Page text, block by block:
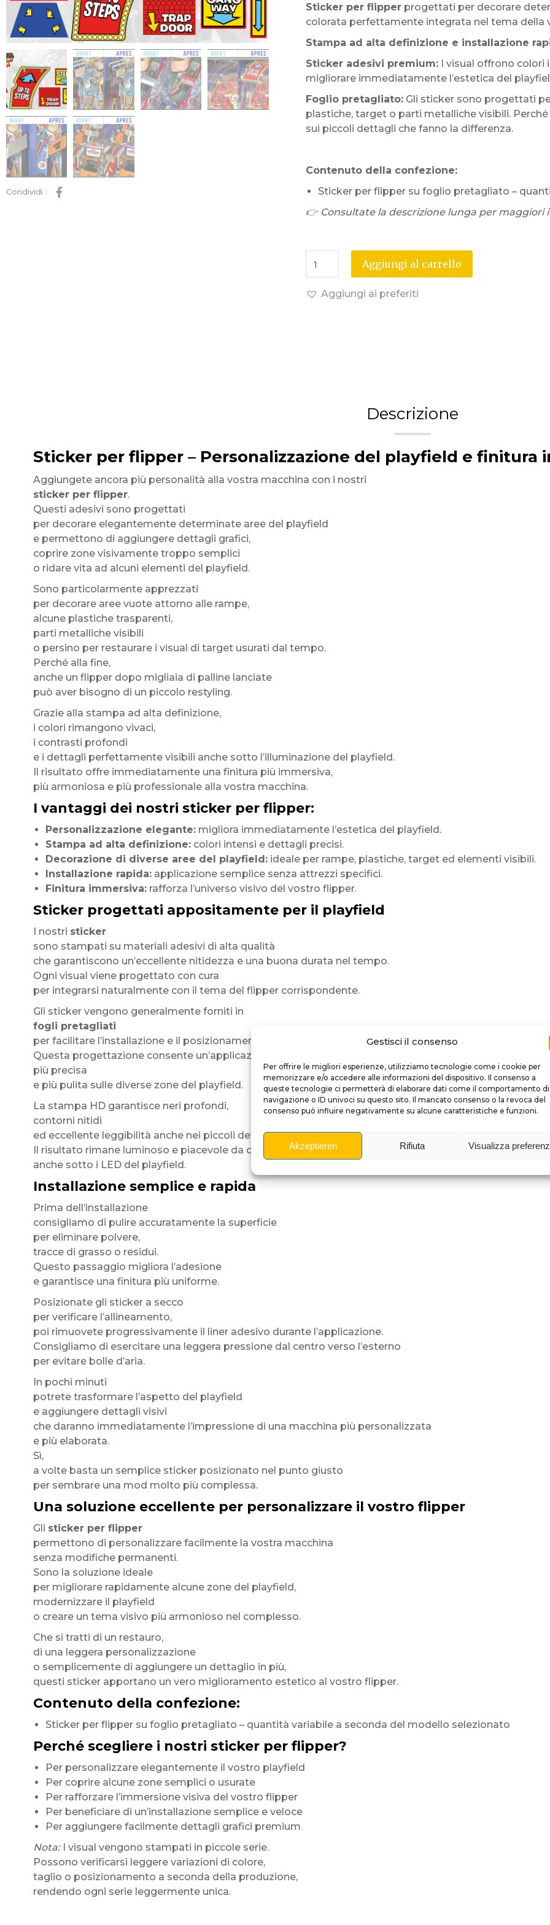
Gestisci il consenso
Per offrire le migliori esperienze, utilizziamo tecnologie come i cookie per
memorizzare e/o accedere alle informazioni del dispositivo. Il consenso a
queste tecnologie ci permetterà di elaborare dati come il comportamento di
navigazione o ID univoci su questo sito. Il mancato consenso o la revoca del
consenso può influire negativamente su alcune caratteristiche e funzioni.
Akzeptieren Rifiuta Visualizza
Condividi :
Sticker per flipperprogettati per decorare
colorata perfettamente integrata nel tema della
Stampa ad alta definizione e installazione
Sticker adesivi premium:I visual offrono colori
migliorare immediatamente l’estetica del
Foglio pretagliato:Gli sticker sono progettati
plastiche, target o parti metalliche visibili.
sui piccoli dettagli che fanno la differenza.
Contenuto della confezione:
Sticker per flipper su foglio pretagliato –
👉 Consultate la descrizione lunga per maggiori
Aggiungi al carrello
Aggiungi ai preferiti
Descrizione
Sticker per flipper – Personalizzazione del playfield e finitura
Aggiungete ancora più personalità alla vostra macchina con i nostri
sticker per flipper.
Questi adesivi sono progettati
per decorare elegantemente determinate aree del playfield
e permettono di aggiungere dettagli grafici,
coprire zone visivamente troppo semplici
o ridare vita ad alcuni elementi del playfield.
Sono particolarmente apprezzati
per decorare aree vuote attorno alle rampe,
alcune plastiche trasparenti,
parti metalliche visibili
o persino per restaurare i visual di target usurati dal tempo.
Perché alla fine,
anche un flipper dopo migliaia di palline lanciate
può aver bisogno di un piccolo restyling.
Grazie alla stampa ad alta definizione,
i colori rimangono vivaci,
i contrasti profondi
e i dettagli perfettamente visibili anche sotto l’illuminazione del playfield.
Il risultato offre immediatamente una finitura più immersiva,
più armoniosa e più professionale alla vostra macchina.
I vantaggi dei nostri sticker per flipper:
Personalizzazione elegante:migliora immediatamente l’estetica del playfield.
Stampa ad alta definizione:colori intensi e dettagli precisi.
Decorazione di diverse aree del playfield:ideale per rampe, plastiche, target ed elementi visibili.
Installazione rapida:applicazione semplice senza attrezzi specifici.
Finitura immersiva:rafforza l’universo visivo del vostro flipper.
Sticker progettati appositamente per il playfield
I nostri sticker
sono stampati su materiali adesivi di alta qualità
che garantiscono un’eccellente nitidezza e una buona durata nel tempo.
Ogni visual viene progettato con cura
per integrarsi naturalmente con il tema del flipper corrispondente.
Gli sticker vengono generalmente forniti in
fogli pretagliati
per facilitare l’installazione e il posizionamento.
Questa progettazione consente un’applicazione più rapida,
più precisa
e più pulita sulle diverse zone del playfield.
La stampa HD garantisce neri profondi,
contorni nitidi
ed eccellente leggibilità anche nei piccoli dettagli.
Il risultato rimane luminoso e piacevole da osservare,
anche sotto i LED del playfield.
Installazione semplice e rapida
Prima dell’installazione
consigliamo di pulire accuratamente la superficie
per eliminare polvere,
tracce di grasso o residui.
Questo passaggio migliora l’adesione
e garantisce una finitura più uniforme.
Posizionate gli sticker a secco
per verificare l’allineamento,
poi rimuovete progressivamente il liner adesivo durante l’applicazione.
Consigliamo di esercitare una leggera pressione dal centro verso l’esterno
per evitare bolle d’aria.
In pochi minuti
potrete trasformare l’aspetto del playfield
e aggiungere dettagli visivi
che daranno immediatamente l’impressione di una macchina più personalizzata
e più elaborata.
Sì,
a volte basta un semplice sticker posizionato nel punto giusto
per sembrare una mod molto più complessa.
Una soluzione eccellente per personalizzare il vostro flipper
Gli sticker per flipper
permettono di personalizzare facilmente la vostra macchina
senza modifiche permanenti.
Sono la soluzione ideale
per migliorare rapidamente alcune zone del playfield,
modernizzare il playfield
o creare un tema visivo più armonioso nel complesso.
Che si tratti di un restauro,
di una leggera personalizzazione
o semplicemente di aggiungere un dettaglio in più,
questi sticker apportano un vero miglioramento estetico al vostro flipper.
Contenuto della confezione:
Sticker per flipper su foglio pretagliato – quantità variabile a seconda del modello selezionato
Perché scegliere i nostri sticker per flipper?
Per personalizzare elegantemente il vostro playfield
Per coprire alcune zone semplici o usurate
Per rafforzare l’immersione visiva del vostro flipper
Per beneficiare di un’installazione semplice e veloce
Per aggiungere facilmente dettagli grafici premium
Nota:I visual vengono stampati in piccole serie.
Possono verificarsi leggere variazioni di colore,
taglio o posizionamento a seconda della produzione,
rendendo ogni serie leggermente unica.